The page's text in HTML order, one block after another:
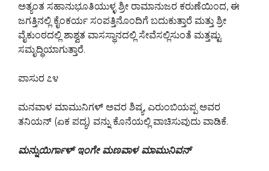
ಅತ್ಯಂತ ಸಹಾನುಭೂತಿಯುಳ್ಳ ಶ್ರೀ ರಾಮಾನುಜರ ಕರುಣೆಯಿಂದ, ಈ
ಜಗತ್ತಿನಲ್ಲಿ ಕೈಂಕರ್ಯ ಸಂಪತ್ತಿನೊಂದಿಗೆ ಬದುಕುತ್ತಾರೆ ಮತ್ತು ಶ್ರೀ
ವೈಕುಂಠದಲ್ಲಿ ಶಾಶ್ವತ ವಾಸಸ್ಥಾನದಲ್ಲಿ ಸೇವೆ‌ಸಲ್ಲಿಸುಂತೆ ಮತ್ತಷ್ಟು
ಸಮೃದ್ಧಿಯಾಗುತ್ತಾರೆ.
ಪಾಸುರ ೭೪
ಮನವಾಳ ಮಾಮುನಿಗಳ್ ಅವರ ಶಿಷ್ಯ, ಎರುಂಬಿಯಪ್ಪ ಅವರ
ತನಿಯನ್ (ಏಕ ಪದ್ಯ) ವನ್ನು ಕೊನೆಯಲ್ಲಿ ವಾಚಿಸುವುದು ವಾಡಿಕೆ.
ಮನ್ನುಯಿರ್ಗಾಳ್ ಇಂಗೇ ಮಣವಾಳ ಮಾಮುನಿವನ್